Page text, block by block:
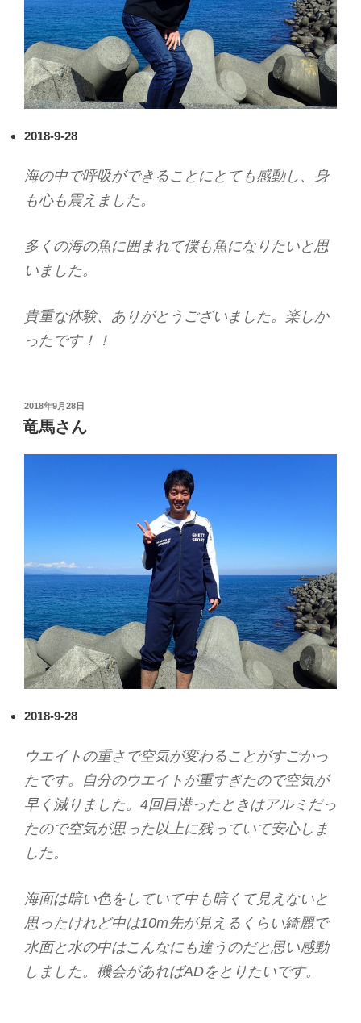
2018-9-28
海の中で呼吸ができることにとても感動し、身
も心も震えました。
多くの海の魚に囲まれて僕も魚になりたいと思
いました。
貴重な体験、ありがとうございました。楽しか
ったです！！
投
稿
日:
2018年9月28日
竜馬さん
2018-9-28
ウエイトの重さで空気が変わることがすごかっ
たです。自分のウエイトが重すぎたので空気が
早く減りました。4回目潜ったときはアルミだっ
たので空気が思った以上に残っていて安心しま
した。
海面は暗い色をしていて中も暗くて見えないと
思ったけれど中は10m先が見えるくらい綺麗で
水面と水の中はこんなにも違うのだと思い感動
しました。機会があればADをとりたいです。